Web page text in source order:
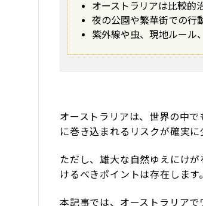
オーストラリアは比較的
夜の公園や繁華街での行
紫外線や虫、現地ルール
オーストラリアは、世界の中
に巻き込まれるリスクが確実に
ただし、雄大な自然ゆえにけ
けるべきポイントは存在します。
本記事では、オーストラリア